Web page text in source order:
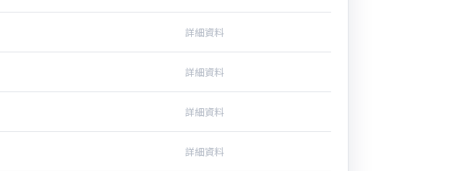
詳細資料
詳細資料
詳細資料
詳細資料